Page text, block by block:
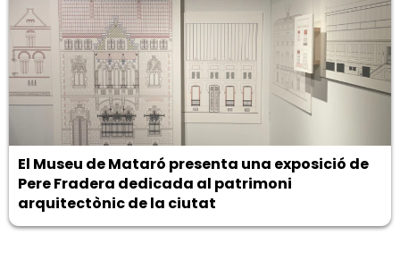
El Museu de Mataró presenta una exposició de
Pere Fradera dedicada al patrimoni
arquitectònic de la ciutat